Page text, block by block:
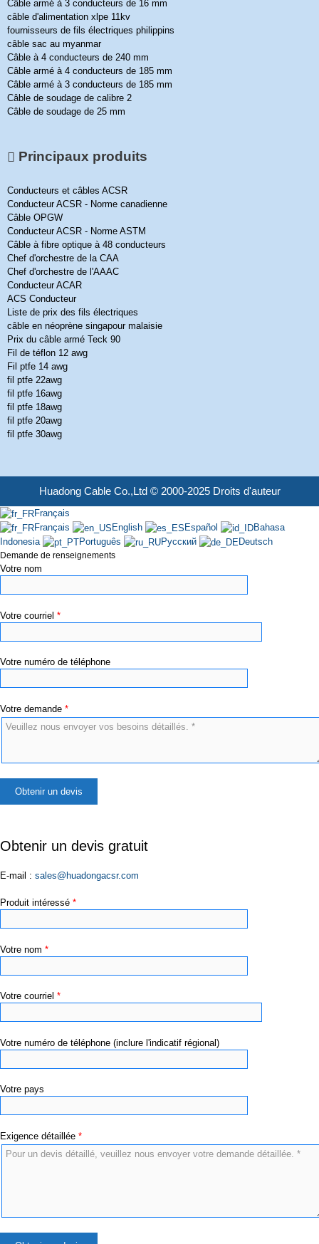
Câble armé à 3 conducteurs de 16 mm
câble d'alimentation xlpe 11kv
fournisseurs de fils électriques philippins
câble sac au myanmar
Câble à 4 conducteurs de 240 mm
Câble armé à 4 conducteurs de 185 mm
Câble armé à 3 conducteurs de 185 mm
Câble de soudage de calibre 2
Câble de soudage de 25 mm
Principaux produits
Conducteurs et câbles ACSR
Conducteur ACSR - Norme canadienne
Câble OPGW
Conducteur ACSR - Norme ASTM
Câble à fibre optique à 48 conducteurs
Chef d'orchestre de la CAA
Chef d'orchestre de l'AAAC
Conducteur ACAR
ACS Conducteur
Liste de prix des fils électriques
câble en néoprène singapour malaisie
Prix du câble armé Teck 90
Fil de téflon 12 awg
Fil ptfe 14 awg
fil ptfe 22awg
fil ptfe 16awg
fil ptfe 18awg
fil ptfe 20awg
fil ptfe 30awg
Huadong Cable Co.,Ltd © 2000-2025 Droits d'auteur
Français
Français
English Español
Bahasa
Indonesia
Português Русский Deutsch
Demande de renseignements
Votre nom
Votre courriel *
Votre numéro de téléphone
Votre demande *
Obtenir un devis gratuit
E-mail : sales@huadongacsr.com
Produit intéressé *
Votre nom *
Votre courriel *
Votre numéro de téléphone (inclure l'indicatif régional)
Votre pays
Exigence détaillée *